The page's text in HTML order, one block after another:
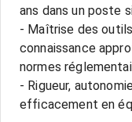
ans dans un poste
- Maîtrise des
connaissance
normes
- Rigueur,
efficacement en